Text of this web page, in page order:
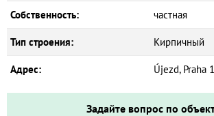
Собственность: частная
Тип строения: Кирпичный
Адрес: Újezd, Praha
Задайте вопрос по